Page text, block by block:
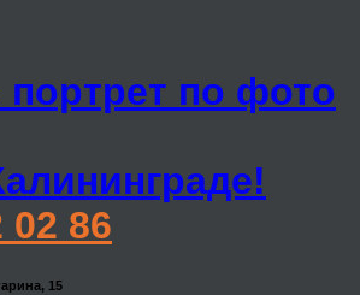
портрет по фото
02 86
15